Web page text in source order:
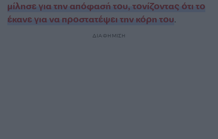
μίλησε για την απόφασή του, τονίζοντας ότι το
έκανε για να προστατέψει την κόρη του.
ΔΙΑΦΗΜΙΣΗ